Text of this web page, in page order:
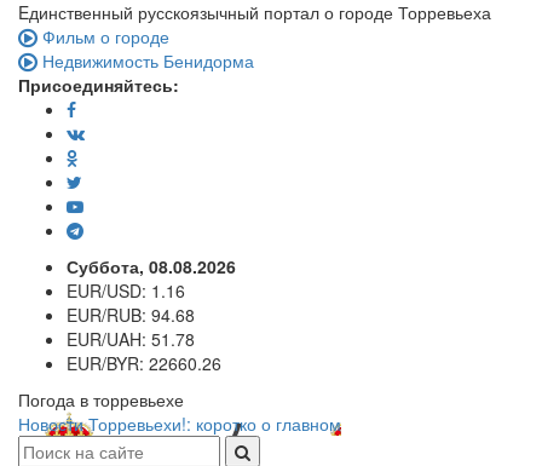
Eдинственный русскоязычный портал о городе Торревьеха
Фильм о городе
Недвижимость Бенидорма
Присоединяйтесь:
Суббота, 08.08.2026
EUR/USD: 1.16
EUR/RUB: 94.68
EUR/UAH: 51.78
EUR/BYR: 22660.26
Погода в торревьехе
Новости Торревьехи!: коротко о главном